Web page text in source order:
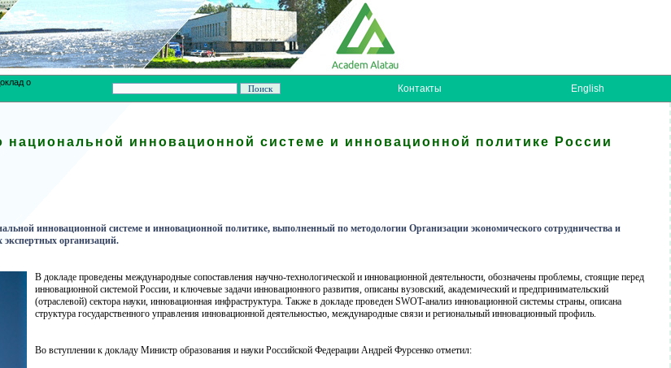
о
Контакты English
национальной инновационной системе и инновационной политике России
инновационной системе и инновационной политике, выполненный по методологии Организации экономического сотрудничества и
организаций.
В докладе проведены международные сопоставления научно-технологической и инновационной деятельности, обозначены проблемы, стоящие перед
инновационной системой России, и ключевые задачи инновационного развития, описаны вузовский, академический и предпринимательский
(отраслевой) сектора науки, инновационная инфраструктура. Также в докладе проведен SWOT-анализ инновационной системы страны, описана
структура государственного управления инновационной деятельностью, международные связи и региональный инновационный профиль.
Во вступлении к докладу Министр образования и науки Российской Федерации Андрей Фурсенко отметил: